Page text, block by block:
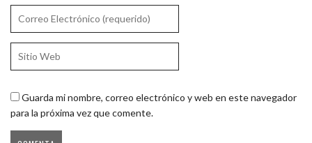
Guarda mi nombre, correo electrónico y web en este navegador
para la próxima vez que comente.